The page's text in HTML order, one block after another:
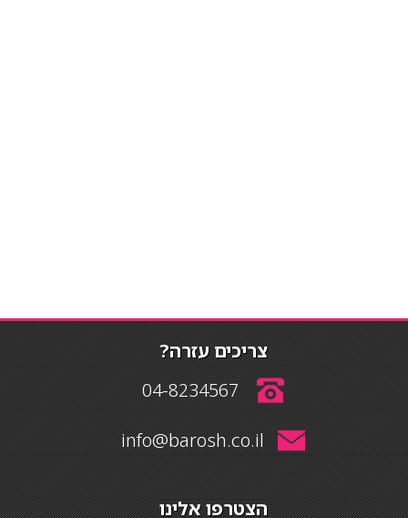
צריכים עזרה?
04-8234567
info@barosh.co.il
הצטרפו אלינו